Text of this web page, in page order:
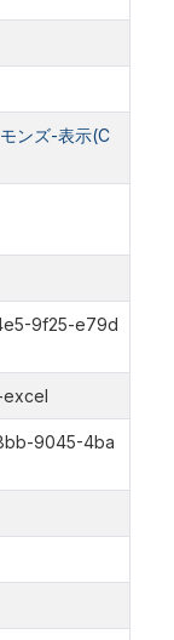
ンズ-表示(C
9f25-e79d
excel
9045-4ba